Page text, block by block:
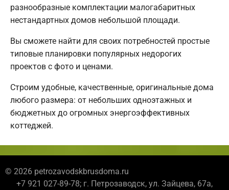
разнообразные комплектации малогабаритных
нестандартных домов небольшой площади.
Вы сможете найти для своих потребностей простые
типовые планировки популярных недорогих
проектов с фото и ценами.
Строим удобные, качественные, оригинальные дома
любого размера: от небольших одноэтажных и
бюджетных до огромных энергоэффективных
коттеджей.
© 2026 petrozavodskbrusdoma.ru
+7 921 027-89-78; г. Петрозаводск, ул. Зайцева, 67а,